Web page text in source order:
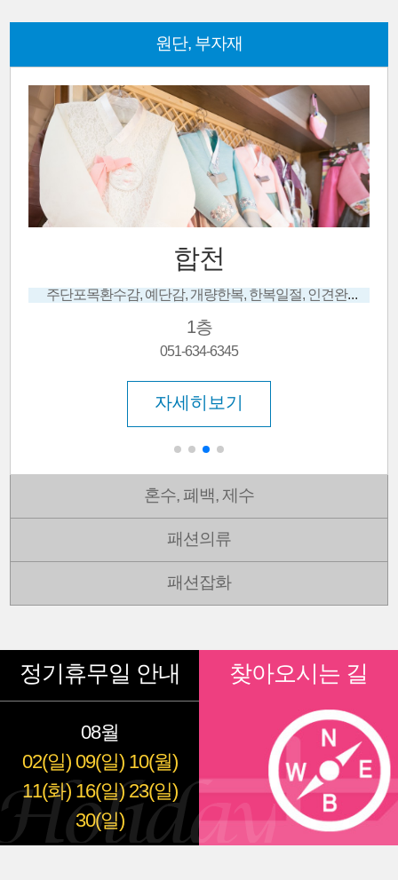
원단, 부자재
합천
주단포목환수감, 예단감, 개량한복, 한복일절, 인견완성품, 수의옷맞춤
1층
051-634-6345
자세히보기
혼수, 폐백, 제수
패션의류
패션잡화
정기휴무일 안내
08월
02(일) 09(일) 10(월)
11(화) 16(일) 23(일)
30(일)
찾아오시는 길